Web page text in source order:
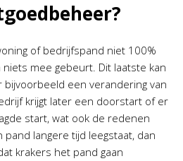
of bedrijfspand niet 100%
mee gebeurt. Dit laatste kan
bijvoorbeeld een verandering van
krijgt later een doorstart of er
start, wat ook de redenen
pand langere tijd leegstaat, dan
krakers het pand gaan